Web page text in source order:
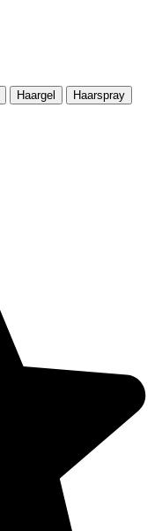
Haargel Haarspray